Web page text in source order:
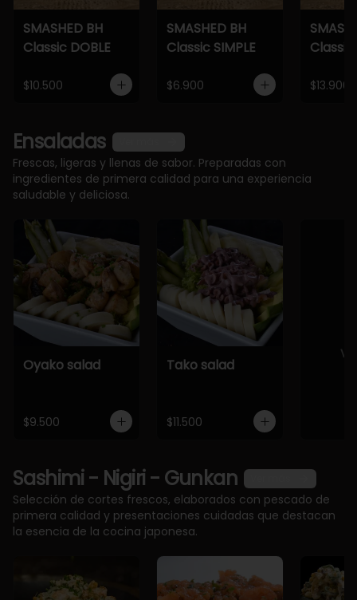
SMASHED BH
Classic DOBLE
$10.500
SMASHED BH
Classic SIMPLE
$6.900
Classic
$13.900
Ensaladas
Frescas, ligeras y llenas de sabor. Preparadas con
ingredientes de primera calidad para una experiencia
saludable y deliciosa.
Oyako salad
$9.500
Tako salad
$11.500
Sashimi - Nigiri - Gunkan
Selección de cortes frescos, elaborados con pescado de
primera calidad y presentaciones cuidadas que destacan
la esencia de la cocina japonesa.